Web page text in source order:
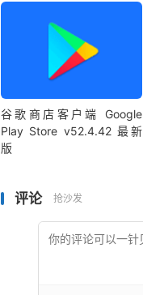
谷歌商店客户端 Google
Play Store v52.4.42 最新
版
评论 抢沙发